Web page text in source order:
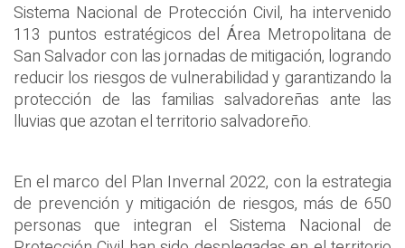
Sistema Nacional de Protección Civil, ha intervenido
113 puntos estratégicos del Área Metropolitana de
San Salvador con las jornadas de mitigación, logrando
reducir los riesgos de vulnerabilidad y garantizando la
protección de las familias salvadoreñas ante las
lluvias que azotan el territorio salvadoreño.
En el marco del Plan Invernal 2022, con la estrategia
de prevención y mitigación de riesgos, más de 650
personas que integran el Sistema Nacional de